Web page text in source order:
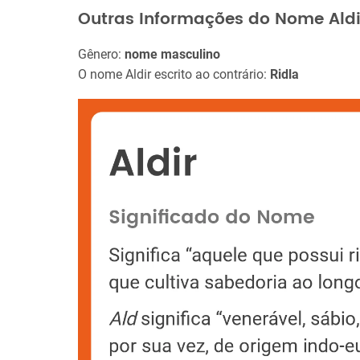
Outras Informações do Nome
Gênero: nome masculino
O nome Aldir escrito ao contrário: Ridla